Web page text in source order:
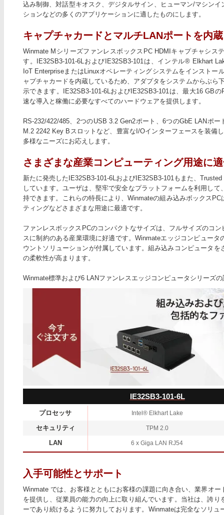
込み制御、対話型キオスク、デジタルサイン、ヒューマン/マシン
ションなどの多くのアプリケーションに適したものにします。
キャプチャカードとマルチLANポートを内蔵
Winmate MシリーズファンレスボックスPC HDMIキャプチャシス
す。IE32SB3-101-6LおよびIE32SB3-101は、インテル® Elkhart
IoT EnterpriseまたはLinuxオペレーティングシステムをインストー
ャプチャカードを内蔵しているため、アダプタをシステムからぶら
示できます。IE32SB3-101-6LおよびIE32SB3-101は、最大16 GB
速な導入と稼働に必要なすべてのハードウェアを提供します。
RS-232/422/485、2つのUSB 3.2 Gen2ポート、6つのGbE LANポ
M.2 2242 Key Bスロットなど、豊富なI/Oインターフェースを装備
多様なニーズにお応えします。
さまざまな産業コンピューティング用途に
新たに発売したIE32SB3-101-6LおよびIE32SB3-101もまた、
しています。ユーザは、堅牢で安全なプラットフォームを利用し
持できます。これらの特長により、Winmateの組み込みボックス
ティングなどさまざまな用途に最適です。
ファンレスボックスPCのコンパクトなサイズは、フルサイズのコ
スに制約のある産業環境に好適です。Winmateエッジコンピュー
ウントソリューションが付属しています。組み込みコンピュータ
の柔軟性が高まります。
Winmate標準および6 LANファンレスエッジコンピュータシリーズ
IE32SB3-101-6L
プロセッサ Intel® Elkhart Lake
セキュリティ TPM 2.0
LAN 6 x Giga LAN RJ54
入手可能性とサポート
Winmate では、お客様とともにお客様の課題に向き合い、業界オ
を提供し、従業員の能力の向上に取り組んでいます。当社は、誇
ーであり続けるように努力しております。Winmateは完全なソリ